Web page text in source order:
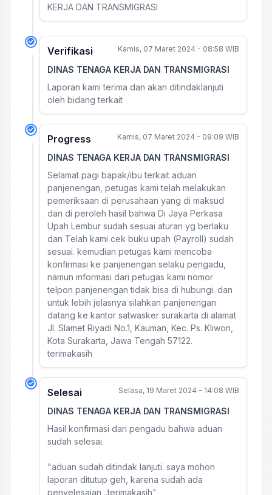
KERJA DAN TRANSMIGRASI
Verifikasi Kamis, 07 Maret 2024 - 08:58 WIB
DINAS TENAGA KERJA DAN TRANSMIGRASI
Laporan kami terima dan akan ditindaklanjuti
oleh bidang terkait
Progress Kamis, 07 Maret 2024 - 09:09 WIB
DINAS TENAGA KERJA DAN TRANSMIGRASI
Selamat pagi bapak/ibu terkait aduan
panjenengan, petugas kami telah melakukan
pemeriksaan di perusahaan yang di maksud
dan di peroleh hasil bahwa Di Jaya Perkasa
Upah Lembur sudah sesuai aturan yg berlaku
dan Telah kami cek buku upah (Payroll) sudah
sesuai. kemudian petugas kami mencoba
konfirmasi ke panjenengan selaku pengadu,
namun informasi dari petugas kami nomor
telpon panjenengan tidak bisa di hubungi. dan
untuk lebih jelasnya silahkan panjenengan
datang ke kantor satwasker surakarta di alamat
Jl. Slamet Riyadi No.1, Kauman, Kec. Ps. Kliwon,
Kota Surakarta, Jawa Tengah 57122.
terimakasih
Selesai Selasa, 19 Maret 2024 - 14:08 WIB
DINAS TENAGA KERJA DAN TRANSMIGRASI
Hasil konfirmasi dari pengadu bahwa aduan
sudah selesai.
"aduan sudah ditindak lanjuti. saya mohon
laporan ditutup geh, karena sudah ada
penyelesaian ..terimakasih"